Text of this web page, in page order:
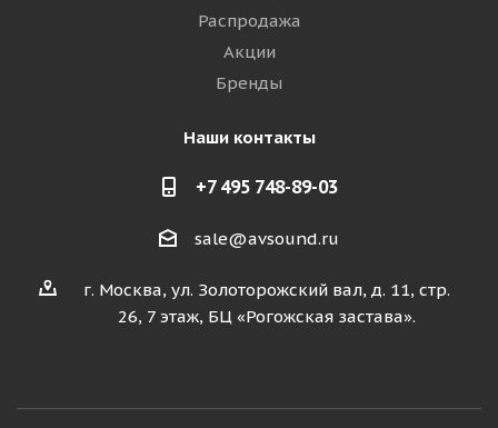
Распродажа
Акции
Бренды
Наши контакты
+7 495 748-89-03
sale@avsound.ru
г. Москва, ул. Золоторожский вал, д. 11, стр.
26, 7 этаж, БЦ «Рогожская застава».